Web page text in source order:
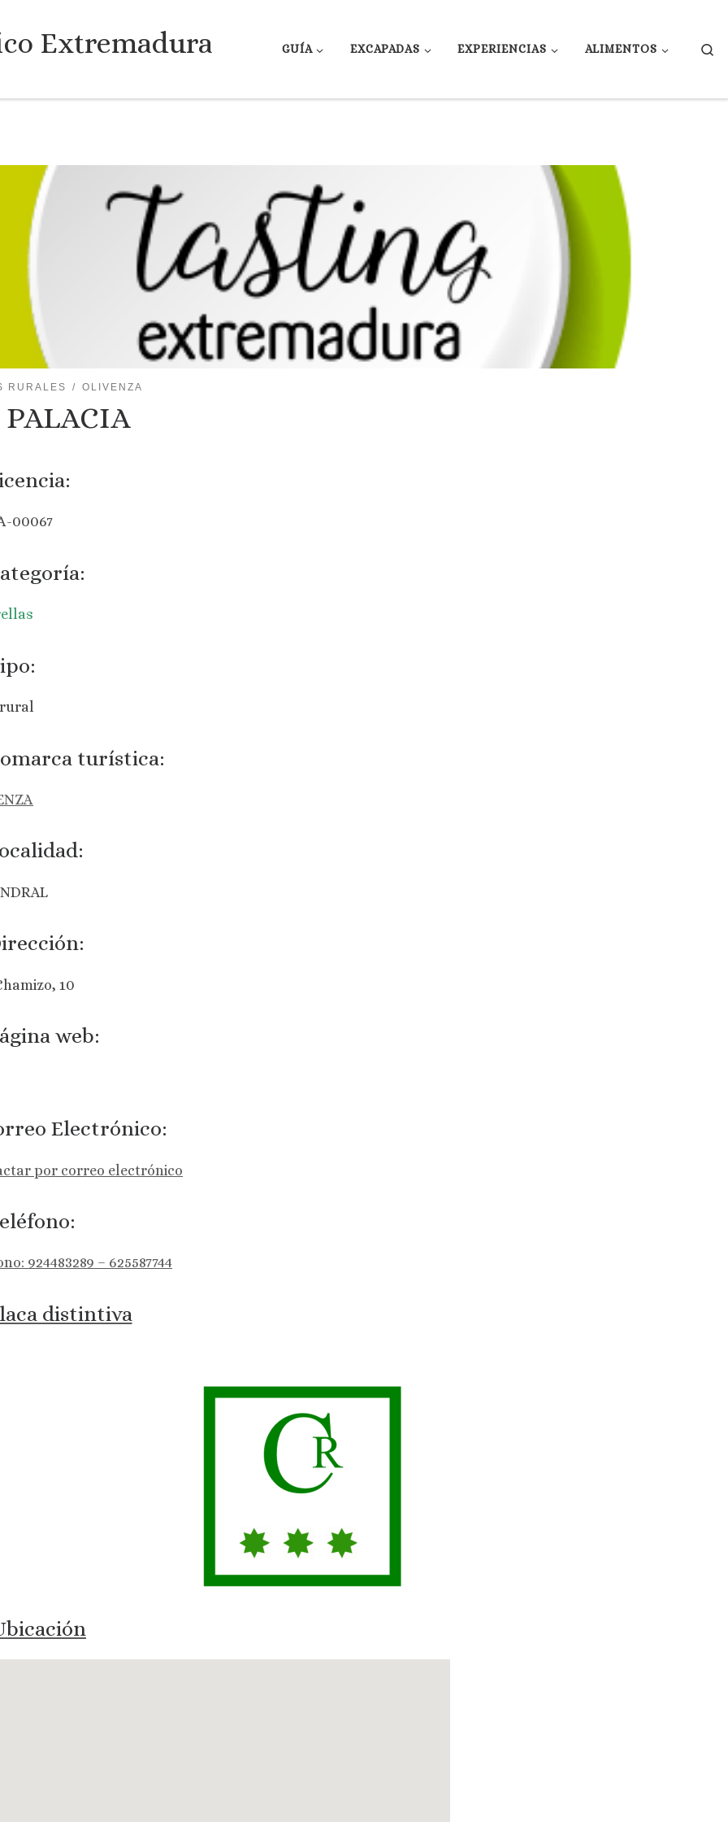
Extremadura GUÍA EXCAPADAS EXPERIENCIAS ALIMENTOS
RURALES OLIVENZA
00067
turística:
10
web:
Electrónico:
por correo electrónico
924483289 – 625587744
distintiva